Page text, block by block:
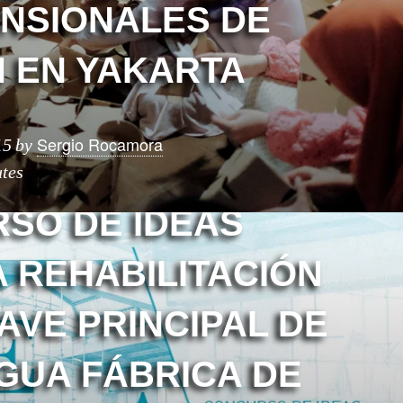
DE
EN YAKARTA
by Sergio Rocamora
CONCURSOS
DE IDEAS
REHABILITACIÓN
PRINCIPAL DE
FÁBRICA DE